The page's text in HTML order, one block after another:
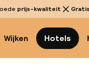
prijs-kwaliteit Gratis
Wijken Hotels